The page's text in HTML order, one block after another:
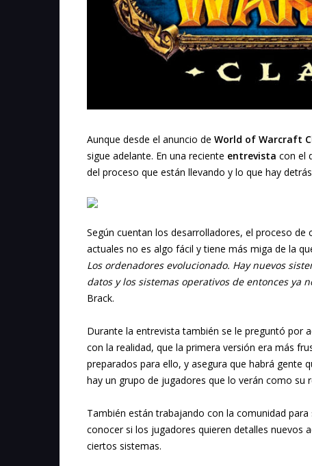
Aunque desde el anuncio de World of Warcraft
sigue adelante. En una reciente entrevista con el
del proceso que están llevando y lo que hay
Según cuentan los desarrolladores, el proceso
actuales no es algo fácil y tiene más miga de la
Los ordenadores evolucionado. Hay nuevos
datos y los sistemas operativos de entonces ya
Brack.
Durante la entrevista también se le preguntó por
con la realidad, que la primera versión era más
preparados para ello, y asegura que habrá gente
hay un grupo de jugadores que lo verán como su
También están trabajando con la comunidad
conocer si los jugadores quieren detalles nuevos
ciertos sistemas.